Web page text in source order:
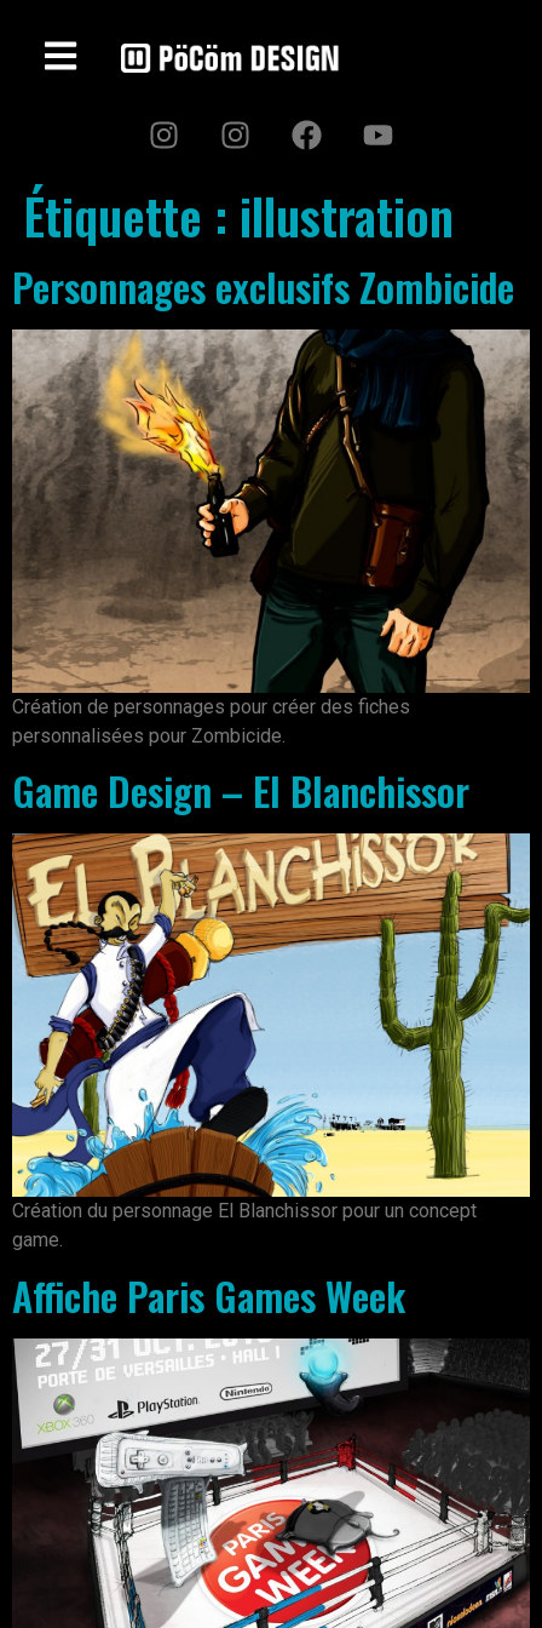
Étiquette : illustration
Personnages exclusifs Zombicide
Création de personnages pour créer des fiches
personnalisées pour Zombicide.
Game Design – El Blanchissor
Création du personnage El Blanchissor pour un concept
game.
Affiche Paris Games Week